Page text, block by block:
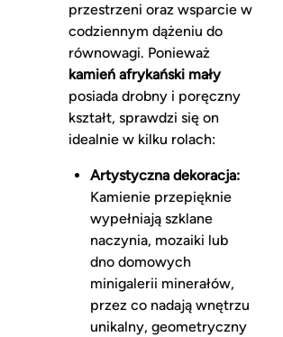
przestrzeni oraz wsparcie w
codziennym dążeniu do
równowagi. Ponieważ
kamień afrykański mały
posiada drobny i poręczny
kształt, sprawdzi się on
idealnie w kilku rolach:
Artystyczna dekoracja:
Kamienie przepięknie
wypełniają szklane
naczynia, mozaiki lub
dno domowych
minigalerii minerałów,
przez co nadają wnętrzu
unikalny, geometryczny